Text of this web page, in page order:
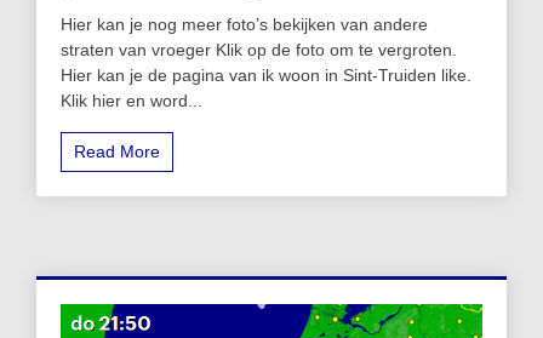
Hier kan je nog meer foto’s bekijken van andere
straten van vroeger Klik op de foto om te vergroten.
Hier kan je de pagina van ik woon in Sint-Truiden like.
Klik hier en word...
Read More